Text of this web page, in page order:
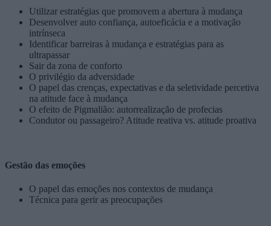
Utilizar estratégias que promovem a abertura à mudança
Desenvolver auto confiança, autoeficácia e a motivação
intrínseca
Identificar barreiras à mudança e estratégias para as
ultrapassar
Sair da zona de conforto
O privilégio da adversidade
O papel das crenças, expectativas e da seletividade percetiva
na atitude face à mudança
O efeito de Pigmalião: autorrealização de profecias
Condutor ou passageiro? Atitude reativa vs. atitude proativa
Gestão das emoções
O papel das emoções nos contextos de mudança
Técnica para gerir as preocupações